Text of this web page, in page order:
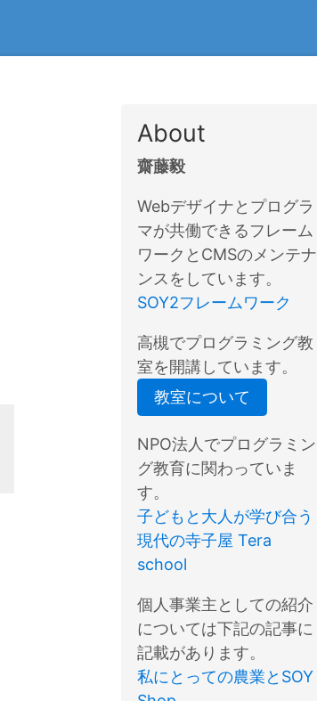
About
齋藤毅
Webデザイナとプログラ
マが共働できるフレーム
ワークとCMSのメンテナ
ンスをしています。
SOY2フレームワーク
高槻でプログラミング教
室を開講しています。
教室について
NPO法人でプログラミン
グ教育に関わっていま
す。
子どもと大人が学び合う
現代の寺子屋 Tera
school
個人事業主としての紹介
については下記の記事に
記載があります。
私にとっての農業とSOY